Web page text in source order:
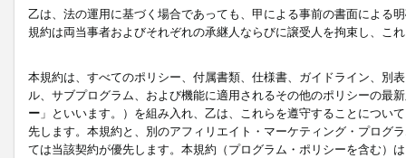
乙は、法の運用に基づく場合であっても、甲による事前の書面による
規約は両当事者およびそれぞれの承継人ならびに譲受人を拘束し、こ
本規約は、すべてのポリシー、付属書類、仕様書、ガイドライン、別
ル、サブプログラム、および機能に適用されるその他のポリシーの最
ー 」といいます。）を組み入れ、乙は、これらを遵守することにつ
先します。本規約と、別のアフィリエイト・マーケティング・プログ
ては当該契約が優先します。本規約（プログラム・ポリシーを含む）